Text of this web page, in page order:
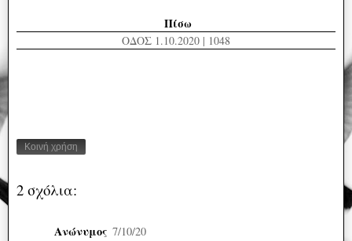
Πίσω
ΟΔΟΣ 1.10.2020 | 1048
Κοινή χρήση
2 σχόλια:
Ανώνυμος 7/10/20